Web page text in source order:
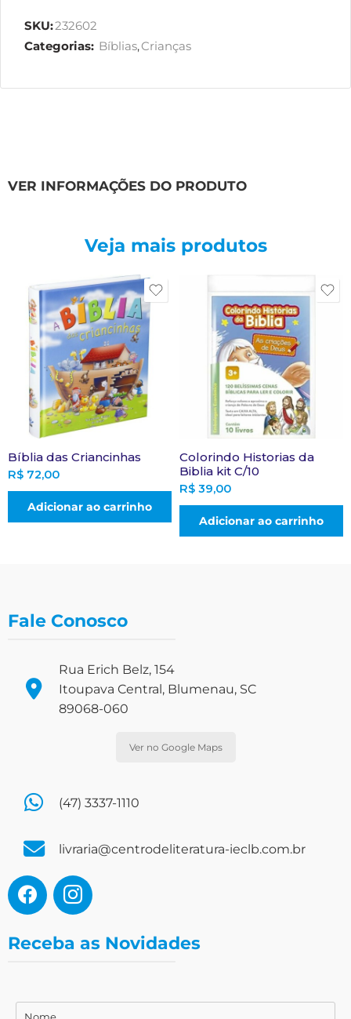
SKU:232602
Categorias: Bíblias,Crianças
VER INFORMAÇÕES DO PRODUTO
Veja mais produtos
Bíblia das Criancinhas
R$ 72,00
Adicionar ao carrinho
Colorindo Historias da
Biblia kit C/10
R$ 39,00
Adicionar ao carrinho
Fale Conosco
Rua Erich Belz, 154
Itoupava Central, Blumenau, SC
89068-060
Ver no Google Maps
(47) 3337-1110
livraria@centrodeliteratura-ieclb.com.br
Receba as Novidades
Nome